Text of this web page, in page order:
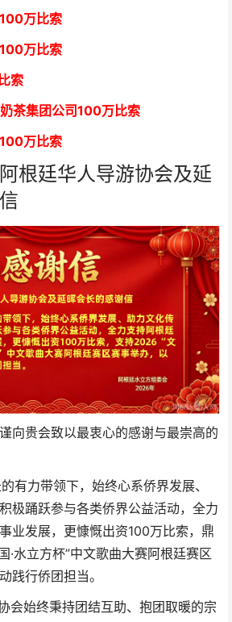
100万比索
100万比索
索
茶集团公司100万比索
100万比索
根廷华人导游协会及延
向贵会致以最衷心的感谢与最崇高的
力带领下，始终心系侨界发展、
极踊跃参与各类侨界公益活动，全力
业发展，更慷慨出资100万比索，鼎
·水立方杯”中文歌曲大赛阿根廷赛区
践行侨团担当。
始终秉持团结互助、抱团取暖的宗